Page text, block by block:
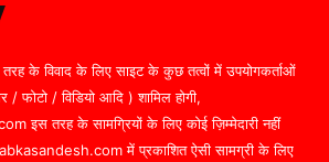
तरह के विवाद के लिए साइट के कुछ तत्वों में उपयोगकर्ताओं
/ फोटो / विडियो आदि ) शामिल होगी,
इस तरह के सामग्रियों के लिए कोई ज़िम्मेदारी नहीं
में प्रकाशित ऐसी सामग्री के लिए